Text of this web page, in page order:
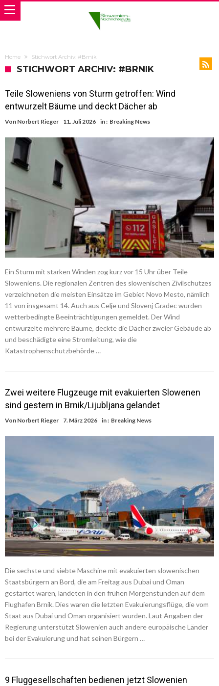
Home Stichwort Archiv: #Brnik
STICHWORT ARCHIV: #BRNIK
Teile Sloweniens von Sturm getroffen: Wind
entwurzelt Bäume und deckt Dächer ab
Von Norbert Rieger 11. Juli 2026 in : Breaking News
Ein Sturm mit starken Winden zog kurz vor 15 Uhr über Teile
Sloweniens. Die regionalen Zentren des slowenischen Zivilschutzes
verzeichneten die meisten Einsätze im Gebiet Novo Mesto, nämlich
11 von insgesamt 14. Auch aus Celje und Slovenj Gradec wurden
wetterbedingte Beeinträchtigungen gemeldet. Der Wind
entwurzelte mehrere Bäume, deckte die Dächer zweier Gebäude ab
und beschädigte eine Stromleitung, wie die
Katastrophenschutzbehörde …
Zwei weitere Flugzeuge mit evakuierten Slowenen
sind gestern in Brnik/Lijubljana gelandet
Von Norbert Rieger 7. März 2026 in : Breaking News
Die sechste und siebte Maschine mit evakuierten slowenischen
Staatsbürgern an Bord, die am Freitag aus Dubai und Oman
gestartet waren, landeten in den frühen Morgenstunden auf dem
Flughafen Brnik. Dies waren die letzten Evakuierungsflüge, die vom
Staat aus Dubai und Oman organisiert wurden. Laut Angaben der
Regierung unterstützt Slowenien auch andere europäische Länder
bei der Evakuierung und hat seinen Bürgern …
9 Fluggesellschaften bedienen jetzt Slowenien